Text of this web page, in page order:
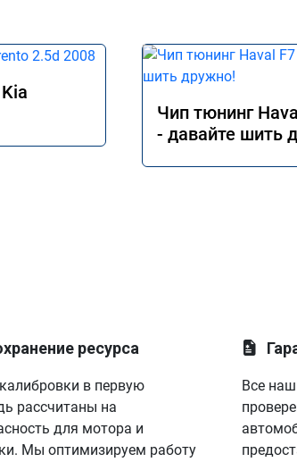
- отличный способ
давать "тапок в пол". В
доволен,
Рекомендую
Чип тюнинг
- давайте шить
ресурса
в первую
рассчитаны на
для мотора и
Мы оптимизируем работу
Все